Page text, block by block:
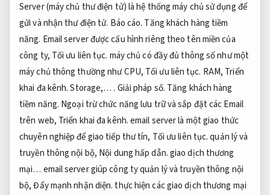
Server (máy chủ thư điện tử) là hệ thống máy chủ sử dụng để
gửi và nhận thư điện tử. Báo cáo. Tăng khách hàng tiềm
năng. Email server được cấu hình riêng theo tên miền của
công ty, Tối ưu liên tục. máy chủ có đầy đủ thông số như một
máy chủ thông thường như CPU, Tối ưu liên tục. RAM, Triển
khai đa kênh.Storage,… . Giải pháp số. Tăng khách hàng
tiềm năng. Ngoại trừ chức năng lưu trữ và sắp đặt các Email
trên web, Triển khai đa kênh.email server là một giao thức
chuyên nghiệp để giao tiếp thư tín, Tối ưu liên tục.quản lý và
truyền thông nội bộ, Nội dung hấp dẫn.giao dịch thương
mại… email server giúp công ty quản lý và truyền thông nội
bộ,Đẩy mạnh nhận diện. thực hiện các giao dịch thương mại